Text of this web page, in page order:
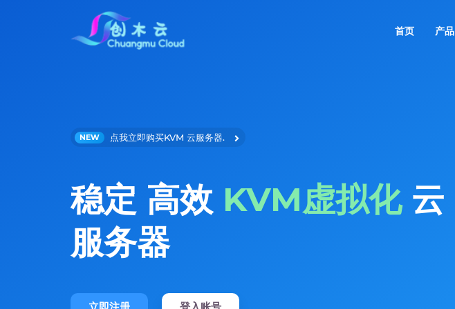
首页 产品
NEW 点我立即购买KVM 云服务器.
稳定 高效 KVM虚拟化 云
服务器